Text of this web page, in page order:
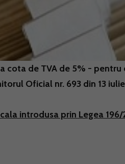
cota de TVA de 5% -
Oficial nr. 693 din 13
introdusa prin Legea 196/